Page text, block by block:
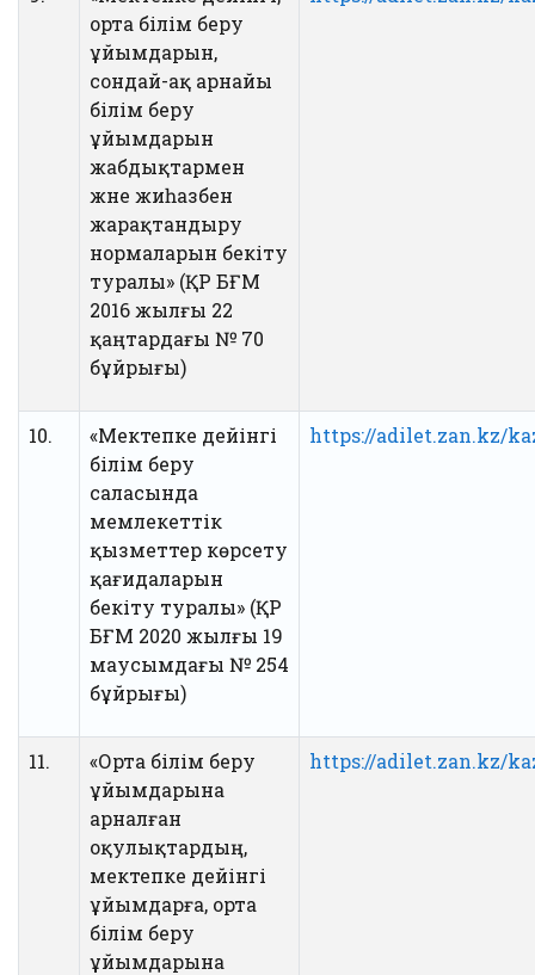
орта білім беру
ұйымдарын,
сондай-ақ арнайы
білім беру
ұйымдарын
жабдықтармен
және жиһазбен
жарақтандыру
нормаларын бекіту
туралы» (ҚР БҒМ
2016 жылғы 22
қаңтардағы № 70
бұйрығы)
10.
«Мектепке дейінгі
білім беру
саласында
мемлекеттік
қызметтер көрсету
қағидаларын
бекіту туралы» (ҚР
БҒМ 2020 жылғы 19
маусымдағы № 254
бұйрығы)
https://adilet.zan.kz/
11.
«Орта білім беру
ұйымдарына
арналған
оқулықтардың,
мектепке дейінгі
ұйымдарға, орта
білім беру
ұйымдарына
https://adilet.zan.kz/